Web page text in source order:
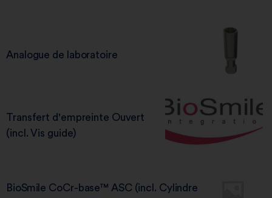
Analogue de laboratoire
Transfert d'empreinte Ouvert
(incl. Vis guide)
BioSmile CoCr-base™ ASC (incl. Cylindre